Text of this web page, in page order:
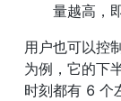
量越高，
用户也可以控
为例，它的下
时刻都有 6 个